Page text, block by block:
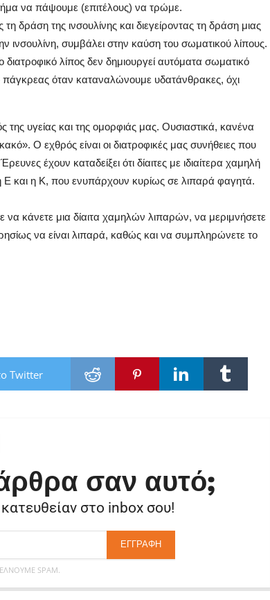
να πάψουμε (επιτέλους) να τρώμε.
δράση της ινσουλίνης και διεγείροντας τη δράση μιας
ινσουλίνη, συμβάλει στην καύση του σωματικού λίπους.
λίπος δεν δημιουργεί αυτόματα σωματικό
πάγκρεας όταν καταναλώνουμε υδατάνθρακες, όχι
της υγείας και της ομορφιάς μας. Ουσιαστικά, κανένα
Ο εχθρός είναι οι διατροφικές μας συνήθειες που
έχουν καταδείξει ότι δίαιτες με ιδιαίτερα χαμηλή
και η Κ, που ενυπάρχουν κυρίως σε λιπαρά φαγητά.
να κάνετε μια δίαιτα χαμηλών λιπαρών, να μεριμνήσετε
να είναι λιπαρά, καθώς και να συμπληρώνετε το
Twitter
σαν αυτό;
στο inbox σου!
SPAM.